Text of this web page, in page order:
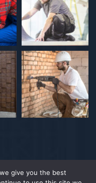
give you the best